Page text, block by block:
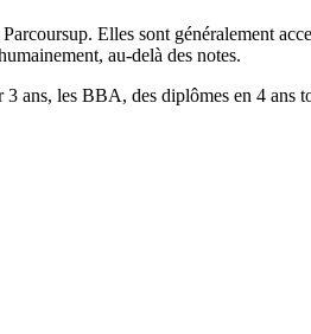
Elles sont généralement
au-delà des notes.
ans, les BBA, des diplômes en 4 ans